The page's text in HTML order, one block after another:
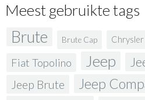
Meest gebruikte tags
Brute Brute Cap
Fiat Topolino Jeep
Jeep Brute Jeep